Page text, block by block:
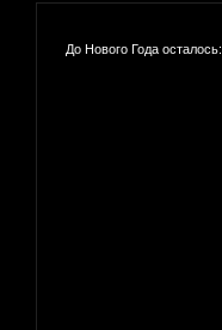
До Нового Года осталось: